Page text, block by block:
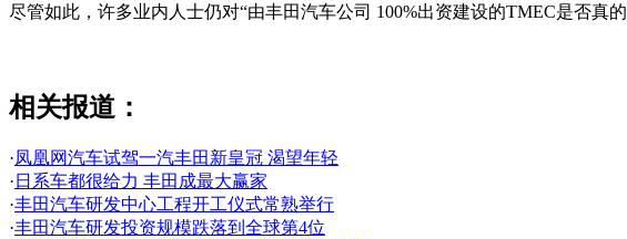
尽管如此，许多业内人士仍对“由丰田汽车公司 100%出资建设的TMEC是否真
相关报道：
·凤凰网汽车试驾一汽丰田新皇冠 渴望年轻
· 日系车都很给力 丰田成最大赢家
·丰田汽车研发中心工程开工仪式常熟举行
·丰田汽车研发投资规模跌落到全球第4位